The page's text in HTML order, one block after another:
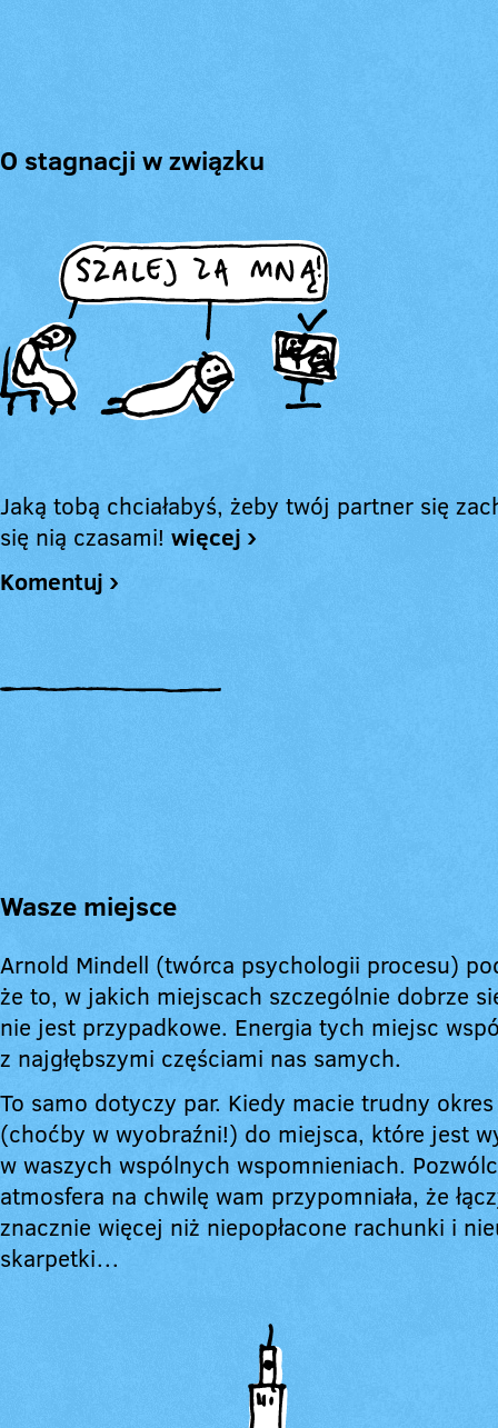
O stagnacji w związku
Jaką tobą chciałabyś, żeby twój partner się
się nią czasami! więcej ›
Komentuj ›
Wasze miejsce
Arnold Mindell (twórca psychologii procesu)
że to, w jakich miejscach szczególnie dobrze
nie jest przypadkowe. Energia tych miejsc
z najgłębszymi częściami nas samych.
To samo dotyczy par. Kiedy macie trudny
(choćby w wyobraźni!) do miejsca, które jest
w waszych wspólnych wspomnieniach.
atmosfera na chwilę wam przypomniała, że
znacznie więcej niż niepopłacone rachunki i
skarpetki…